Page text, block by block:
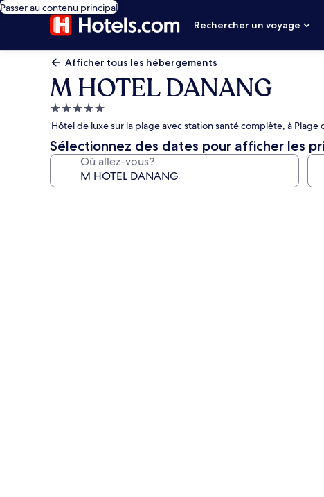
Passer au contenu principal
Rechercher un voyage
Afficher tous les hébergements
M HOTEL DANANG
Hébergement
5.0 étoiles
Hôtel de luxe sur la plage avec station santé complète, à Plage
Sélectionnez des dates pour afficher les
Où allez-vous?